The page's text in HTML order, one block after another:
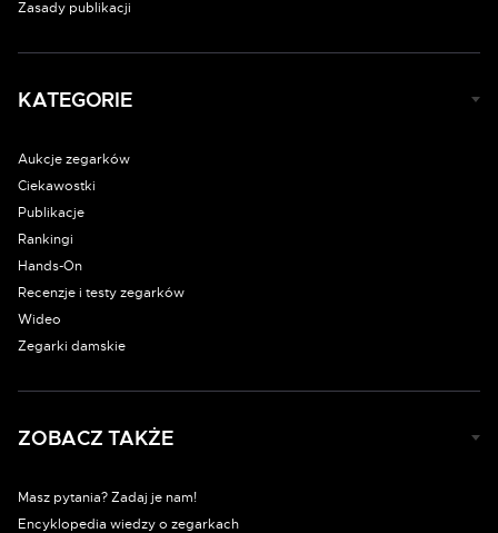
Zasady publikacji
KATEGORIE
Aukcje zegarków
Ciekawostki
Publikacje
Rankingi
Hands-On
Recenzje i testy zegarków
Wideo
Zegarki damskie
ZOBACZ TAKŻE
Masz pytania? Zadaj je nam!
Encyklopedia wiedzy o zegarkach